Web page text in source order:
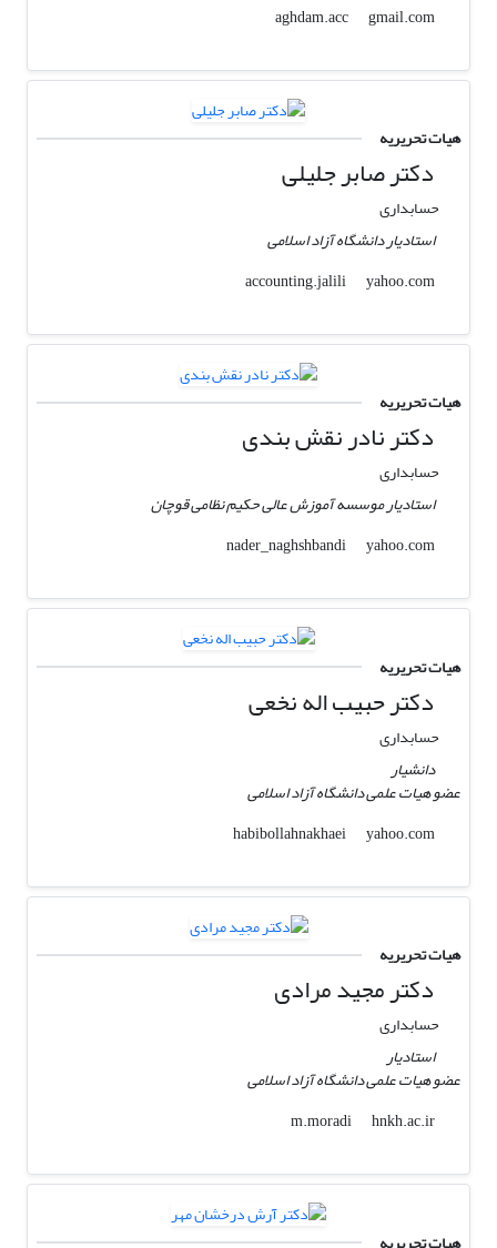
aghdam.acc
gmail.com
هیات تحریریه
دکتر صابر جلیلی
حسابداری
استادیار دانشگاه آزاد اسلامی
accounting.jalili
yahoo.com
هیات تحریریه
دکتر نادر نقش بندی
حسابداری
استادیار موسسه آموزش عالی حکیم نظامی قوچان
nader_naghshbandi
yahoo.com
هیات تحریریه
دکتر حبیب اله نخعی
حسابداری
دانشیار
عضو هیات علمی دانشگاه آزاد اسلامی
habibollahnakhaei
yahoo.com
هیات تحریریه
دکتر مجید مرادی
حسابداری
استادیار
عضو هیات علمی دانشگاه آزاد اسلامی
m.moradi
hnkh.ac.ir